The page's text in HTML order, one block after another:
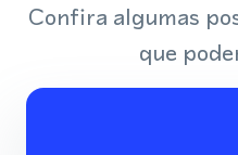
Confira algumas
que